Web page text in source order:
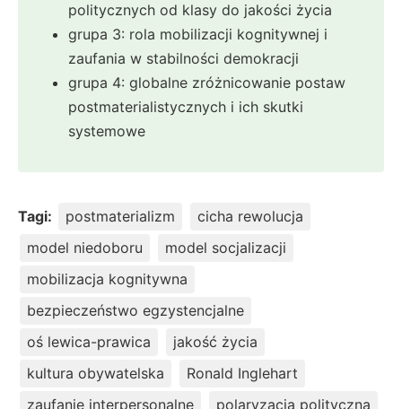
politycznych od klasy do jakości życia
grupa 3: rola mobilizacji kognitywnej i
zaufania w stabilności demokracji
grupa 4: globalne zróżnicowanie postaw
postmaterialistycznych i ich skutki
systemowe
Tagi: postmaterializm
cicha rewolucja
model niedoboru
model socjalizacji
mobilizacja kognitywna
bezpieczeństwo egzystencjalne
oś lewica-prawica
jakość życia
kultura obywatelska
Ronald Inglehart
zaufanie interpersonalne
polaryzacja polityczna